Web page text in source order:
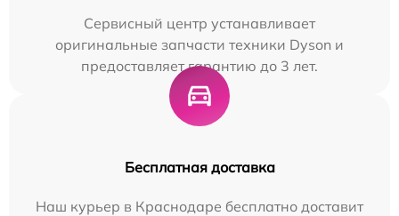
Сервисный центр устанавливает
оригинальные запчасти техники Dyson и
предоставляет гарантию до 3 лет.
Бесплатная доставка
Наш курьер в Краснодаре бесплатно доставит